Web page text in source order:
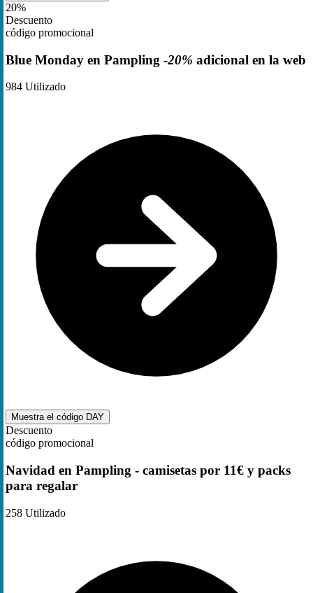
20%
Descuento
código promocional
Blue Monday en Pampling -20% adicional en la web
984 Utilizado
Muestra el código DAY
Descuento
código promocional
Navidad en Pampling - camisetas por 11€ y packs
para regalar
258 Utilizado